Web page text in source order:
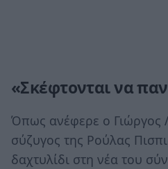
«Σκέφτονται να
Όπως ανέφερε ο Γιώργος
σύζυγος της Ρούλας
δαχτυλίδι στη νέα του